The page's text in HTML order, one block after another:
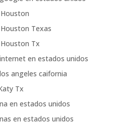
Texas
Tx
en estados unidos
angeles caifornia
Tx
en estados unidos
en estados unidos